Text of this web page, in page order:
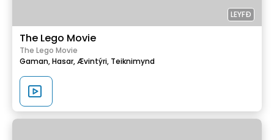
LEYFÐ
The Lego Movie
The Lego Movie
Gaman,Hasar,Ævintýri, Teiknimynd